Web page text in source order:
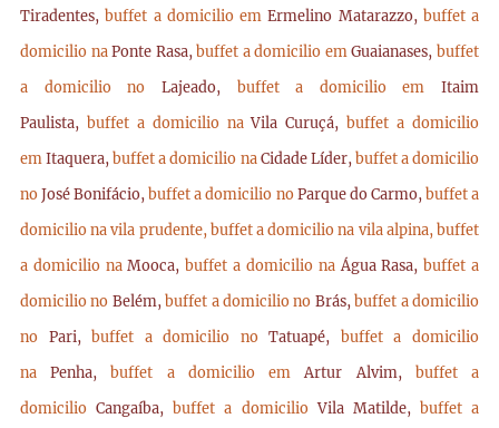
Tiradentes,buffet a domicilio emErmelino Matarazzo, buffet a
domicilio naPonte Rasa,buffet a domicilio emGuaianases,buffet
a domicilio no Lajeado, buffet a domicilio em Itaim
Paulista, buffet a domicilio naVila Curuçá,buffet a domicilio
emItaquera,buffet a domicilio na Cidade Líder, buffet a domicilio
noJosé Bonifácio,buffet a domicilio noParque do Carmo, buffet a
domicilio na vila prudente, buffet a domicilio na vila alpina, buffet
a domicilio naMooca,buffet a domicilio na Água Rasa,buffet a
domicilio no Belém,buffet a domicilio no Brás,buffet a domicilio
no Pari,buffet a domicilio noTatuapé, buffet a domicilio
naPenha,buffet a domicilio emArtur Alvim, buffet a
domicilioCangaíba,buffet a domicilioVila Matilde, buffet a